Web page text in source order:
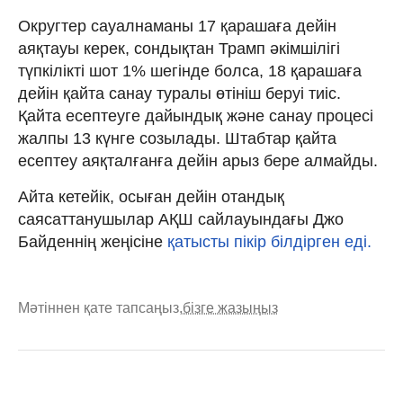
Округтер сауалнаманы 17 қарашаға дейін
аяқтауы керек, сондықтан Трамп әкімшілігі
түпкілікті шот 1% шегінде болса, 18 қарашаға
дейін қайта санау туралы өтініш беруі тиіс.
Қайта есептеуге дайындық және санау процесі
жалпы 13 күнге созылады. Штабтар қайта
есептеу аяқталғанға дейін арыз бере алмайды.
Айта кетейік, осыған дейін отандық
саясаттанушылар АҚШ сайлауындағы Джо
Байденнің жеңісіне қатысты пікір білдірген еді.
Мәтіннен қате тапсаңыз,бізге жазыңыз